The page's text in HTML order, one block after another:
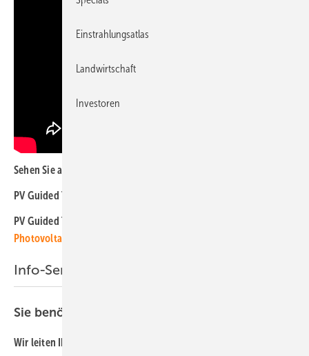
Sehen Sie auch:
PV Guided Tours 2019:
PV Guided Tours 2019:
Photovoltaik
Info-Service für aleo
Sie benötigen weitere Informationen?
Wir leiten Ihre Anfrage gerne an aleo weiter.
Einstrahlungsatlas
Landwirtschaft
Investoren